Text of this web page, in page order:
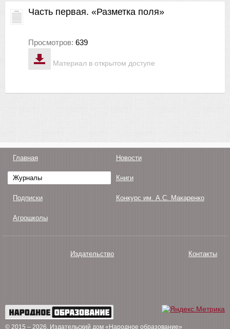
Материал в открытом доступе
Часть первая. «Разметка поля»
Просмотров: 639
Главная Новости
Журналы Книги
Подписки Конкурс им. А.С. Макаренко
Агрошколы
Издательство Контакты
© 2015 – 2026. Издательский дом «Народное образование»